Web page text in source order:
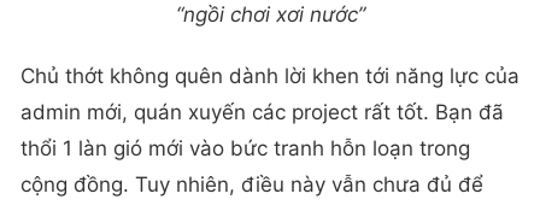
“ngồi chơi xơi nước”
Chủ thớt không quên dành lời khen tới năng lực của
admin mới, quán xuyến các project rất tốt. Bạn đã
thổi 1 làn gió mới vào bức tranh hỗn loạn trong
cộng đồng. Tuy nhiên, điều này vẫn chưa đủ để